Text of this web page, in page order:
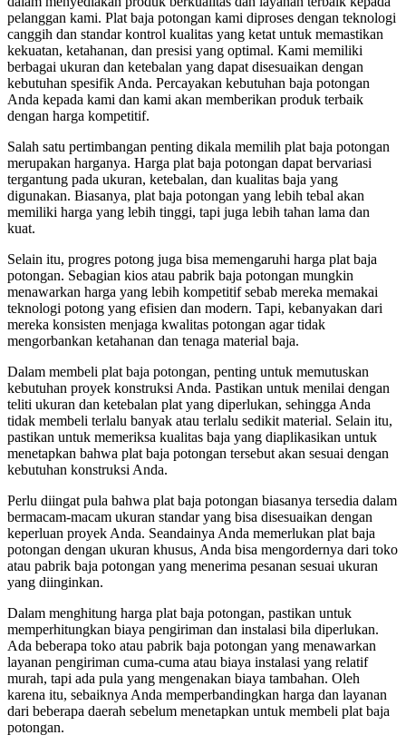
pelanggan kami. Plat baja potongan kami diproses dengan teknologi
canggih dan standar kontrol kualitas yang ketat untuk memastikan
kekuatan, ketahanan, dan presisi yang optimal. Kami memiliki
berbagai ukuran dan ketebalan yang dapat disesuaikan dengan
kebutuhan spesifik Anda. Percayakan kebutuhan baja potongan
Anda kepada kami dan kami akan memberikan produk terbaik
dengan harga kompetitif.
Salah satu pertimbangan penting dikala memilih plat baja potongan
merupakan harganya. Harga plat baja potongan dapat bervariasi
tergantung pada ukuran, ketebalan, dan kualitas baja yang
digunakan. Biasanya, plat baja potongan yang lebih tebal akan
memiliki harga yang lebih tinggi, tapi juga lebih tahan lama dan
kuat.
Selain itu, progres potong juga bisa memengaruhi harga plat baja
potongan. Sebagian kios atau pabrik baja potongan mungkin
menawarkan harga yang lebih kompetitif sebab mereka memakai
teknologi potong yang efisien dan modern. Tapi, kebanyakan dari
mereka konsisten menjaga kwalitas potongan agar tidak
mengorbankan ketahanan dan tenaga material baja.
Dalam membeli plat baja potongan, penting untuk memutuskan
kebutuhan proyek konstruksi Anda. Pastikan untuk menilai dengan
teliti ukuran dan ketebalan plat yang diperlukan, sehingga Anda
tidak membeli terlalu banyak atau terlalu sedikit material. Selain itu,
pastikan untuk memeriksa kualitas baja yang diaplikasikan untuk
menetapkan bahwa plat baja potongan tersebut akan sesuai dengan
kebutuhan konstruksi Anda.
Perlu diingat pula bahwa plat baja potongan biasanya tersedia dalam
bermacam-macam ukuran standar yang bisa disesuaikan dengan
keperluan proyek Anda. Seandainya Anda memerlukan plat baja
potongan dengan ukuran khusus, Anda bisa mengordernya dari toko
atau pabrik baja potongan yang menerima pesanan sesuai ukuran
yang diinginkan.
Dalam menghitung harga plat baja potongan, pastikan untuk
memperhitungkan biaya pengiriman dan instalasi bila diperlukan.
Ada beberapa toko atau pabrik baja potongan yang menawarkan
layanan pengiriman cuma-cuma atau biaya instalasi yang relatif
murah, tapi ada pula yang mengenakan biaya tambahan. Oleh
karena itu, sebaiknya Anda memperbandingkan harga dan layanan
dari beberapa daerah sebelum menetapkan untuk membeli plat baja
potongan.